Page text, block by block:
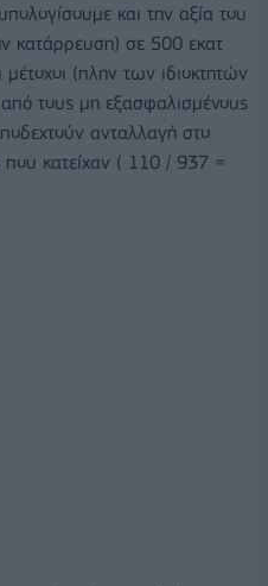
και την αξία του
κατάρρευση) σε 500 εκατ
(πλην των ιδιοκτητών
τους μη εξασφαλισμένους
ανταλλαγή στο
που κατείχαν ( 110 / 937 =